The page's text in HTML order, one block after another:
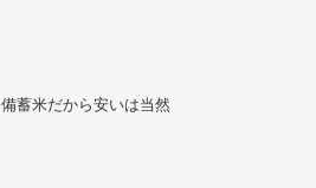
備蓄米だから安いは当然